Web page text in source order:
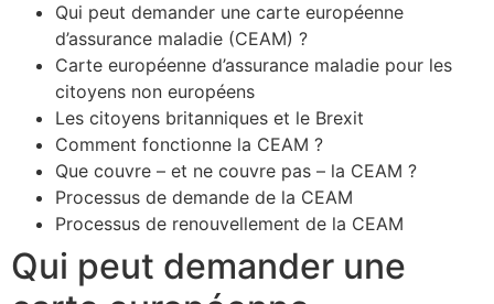
Qui peut demander une carte européenne
d’assurance maladie (CEAM) ?
Carte européenne d’assurance maladie pour les
citoyens non européens
Les citoyens britanniques et le Brexit
Comment fonctionne la CEAM ?
Que couvre – et ne couvre pas – la CEAM ?
Processus de demande de la CEAM
Processus de renouvellement de la CEAM
Qui peut demander une